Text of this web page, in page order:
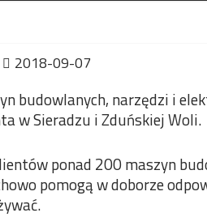
2018-09-07
budowlanych, narzędzi i
w Sieradzu i Zduńskiej Woli.
ponad 200 maszyn
pomogą w doborze